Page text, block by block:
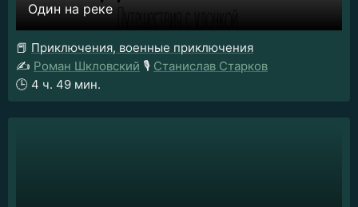
Один на реке
📕 Приключения, военные приключения
✍️ Роман Шкловский 🎙️ Станислав Старков
🕒 4 ч. 49 мин.